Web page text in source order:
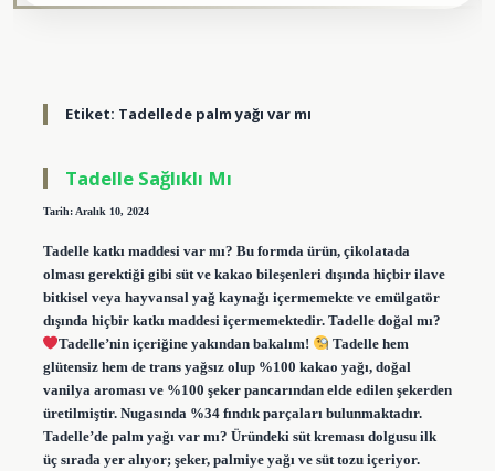
Etiket: Tadellede palm yağı var mı
Tadelle Sağlıklı Mı
Tarih: Aralık 10, 2024
Tadelle katkı maddesi var mı? Bu formda ürün, çikolatada
olması gerektiği gibi süt ve kakao bileşenleri dışında hiçbir ilave
bitkisel veya hayvansal yağ kaynağı içermemekte ve emülgatör
dışında hiçbir katkı maddesi içermemektedir. Tadelle doğal mı?
Tadelle’nin içeriğine yakından bakalım!
Tadelle hem
glütensiz hem de trans yağsız olup %100 kakao yağı, doğal
vanilya aroması ve %100 şeker pancarından elde edilen şekerden
üretilmiştir. Nugasında %34 fındık parçaları bulunmaktadır.
Tadelle’de palm yağı var mı? Üründeki süt kreması dolgusu ilk
üç sırada yer alıyor; şeker, palmiye yağı ve süt tozu içeriyor.